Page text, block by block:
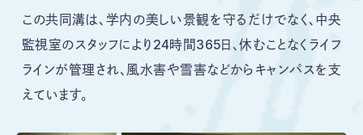
この共同溝は、学内の美しい景観を守るだけでなく、中央
監視室のスタッフにより24時間365日、休むことなくライフ
ラインが管理され、風水害や雪害などからキャンパスを支
えています。